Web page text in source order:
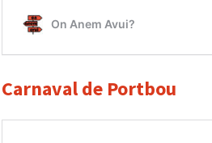
Carnaval de Portbou